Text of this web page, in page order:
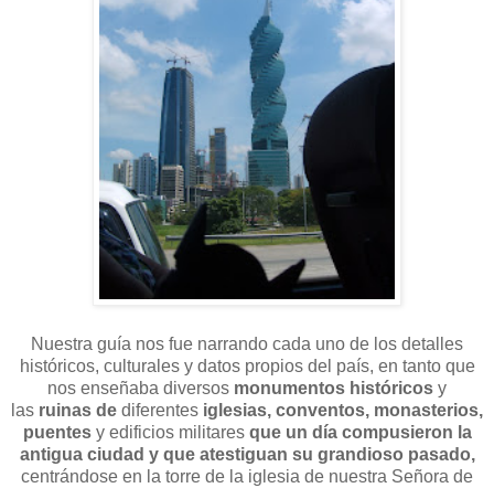
Nuestra guía nos fue narrando cada uno de los detalles
históricos, culturales y datos propios del país, en tanto que
nos enseñaba diversos monumentos históricos y
las ruinas de diferentes iglesias, conventos, monasterios,
puentes y edificios militares que un día compusieron la
antigua ciudad y que atestiguan su grandioso pasado,
centrándose en la torre de la iglesia de nuestra Señora de